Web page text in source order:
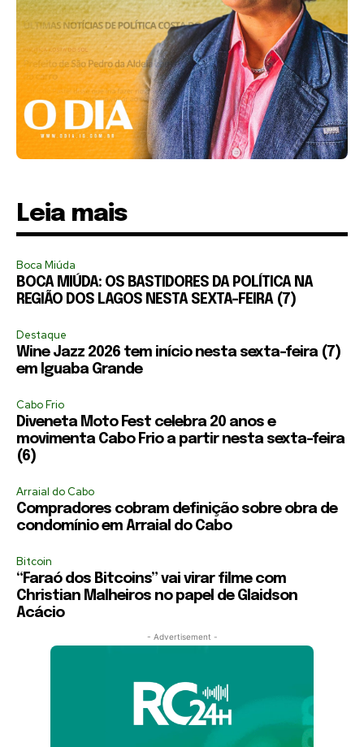
Leia mais
Boca Miúda
BOCA MIÚDA: OS BASTIDORES DA POLÍTICA NA
REGIÃO DOS LAGOS NESTA SEXTA-FEIRA (7)
Destaque
Wine Jazz 2026 tem início nesta sexta-feira (7)
em Iguaba Grande
Cabo Frio
Diveneta Moto Fest celebra 20 anos e
movimenta Cabo Frio a partir nesta sexta-feira
(6)
Arraial do Cabo
Compradores cobram definição sobre obra de
condomínio em Arraial do Cabo
Bitcoin
“Faraó dos Bitcoins” vai virar filme com
Christian Malheiros no papel de Glaidson
Acácio
- Advertisement -